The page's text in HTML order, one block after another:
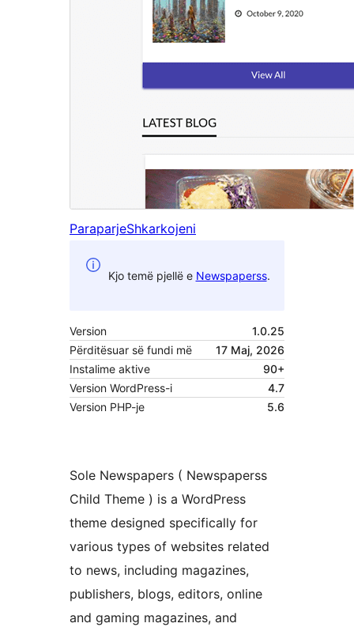
ParaparjeShkarkojeni
Kjo temë pjellë e Newspaperss.
Version
1.0.25
Përditësuar së fundi më
17 Maj, 2026
Instalime aktive
90+
Version WordPress-i
4.7
Version PHP-je
5.6
Sole Newspapers ( Newspaperss
Child Theme ) is a WordPress
theme designed specifically for
various types of websites related
to news, including magazines,
publishers, blogs, editors, online
and gaming magazines, and